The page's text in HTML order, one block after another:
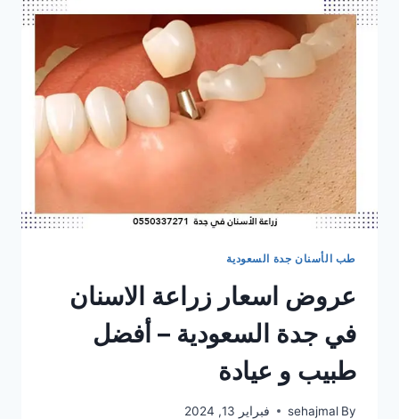
جدة
السعودية
–
أفضل
طب الأسنان جدة السعودية
عروض اسعار زراعة الاسنان
في جدة السعودية – أفضل
طبيب و عيادة
By
sehajmal فبراير 13, 2024